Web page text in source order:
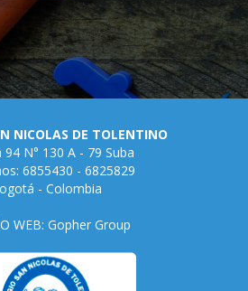
NICOLAS DE TOLENTINO
94 N° 130 A - 79 Suba
6855430 - 6825829
- Colombia
WEB: Gopher Group